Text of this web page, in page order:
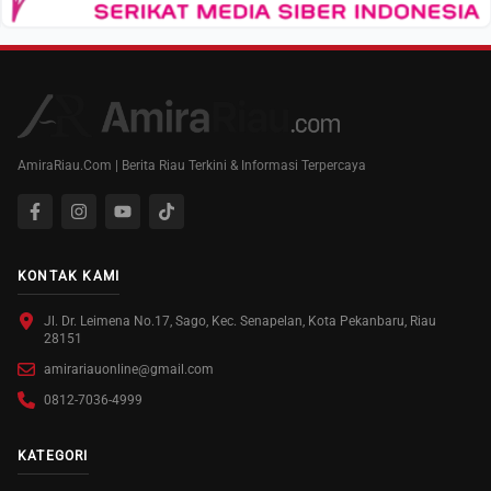
AmiraRiau.Com | Berita Riau Terkini & Informasi Terpercaya
KONTAK KAMI
Jl. Dr. Leimena No.17, Sago, Kec. Senapelan, Kota Pekanbaru, Riau
28151
amirariauonline@gmail.com
0812-7036-4999
KATEGORI